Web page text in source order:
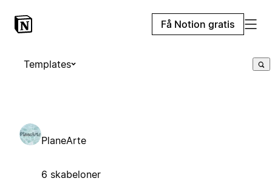
Få Notion gratis
Templates
PlaneArte
6 skabeloner